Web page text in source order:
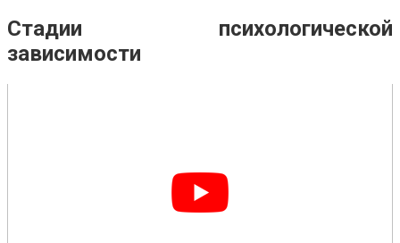
Стадии психологической
зависимости